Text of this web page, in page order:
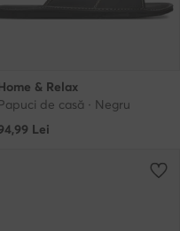
& Relax
de casă · Negru
Lei